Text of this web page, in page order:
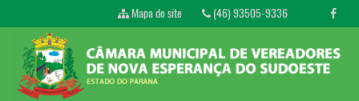
Mapa do site (46) 93505-9336